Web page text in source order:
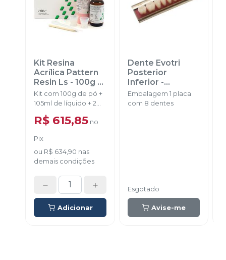
Kit Resina
Acrílica Pattern
Resin Ls - 100g -
GC
Kit com 100g de pó +
105ml de líquido + 2
pipeta.
R$ 615,85 no
Pix
ou R$ 634,90 nas
demais condições
Adicionar
Dente Evotri
Posterior
Inferior -
EVODEN
Embalagem 1 placa
com 8 dentes
Esgotado
Avise-me